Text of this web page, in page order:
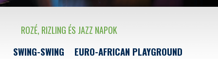
ROZÉ, RIZLING ÉS JAZZ NAPOK
SWING-SWING EURO-AFRICAN PLAYGROUND